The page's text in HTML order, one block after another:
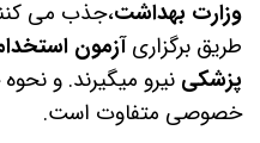
وزارت بهداشت،جذب می
طریق برگزاریآزمون
پزشکی نیرو میگیرند. و
خصوصی متفاوت است.